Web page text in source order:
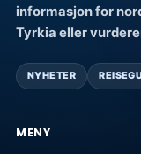
informasjon for
Tyrkia eller
NYHETER
MENY